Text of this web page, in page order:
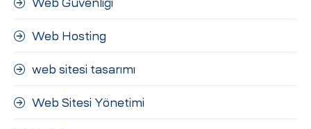
Web Güvenliği
Web Hosting
web sitesi tasarımı
Web Sitesi Yönetimi